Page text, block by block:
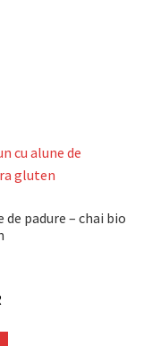
padure – chai bio